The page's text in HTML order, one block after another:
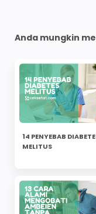
Anda mungkin
14 PENYEBAB
MELITUS